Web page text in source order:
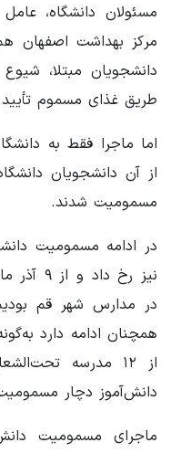
مسئولان دانشگاه،
مرکز بهداشت اصفهان
دانشجویان مبتلا،
طریق غذای مسموم
اما ماجرا فقط به
از آن دانشجویان
مسمومیت شدند.
در ادامه مسمومیت
نیز رخ
در مدارس شهر قم
دانش‌آموز دچار
ماجرای مسمومیت